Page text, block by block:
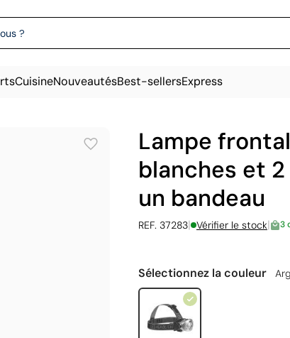
CuisineNouveautésBest-sellersExpress
Lampe
blanches et
un bandeau
REF. 37283| Vérifier le stock| 3
Sélectionnez la couleur